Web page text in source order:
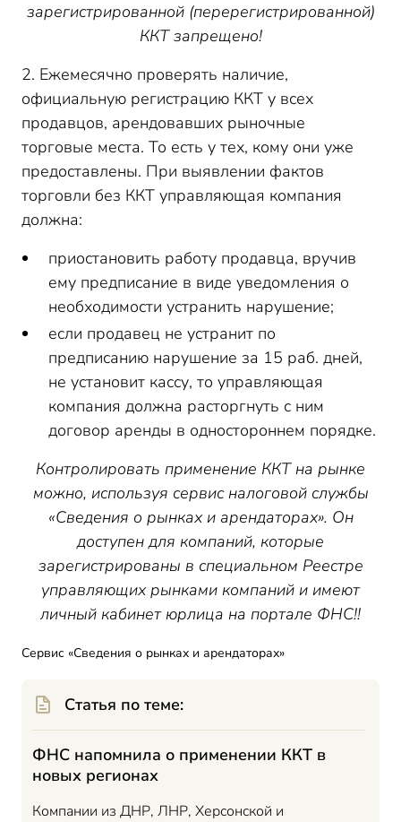
зарегистрированной (перерегистрированной)
ККТ запрещено!
2. Ежемесячно проверять наличие,
официальную регистрацию ККТ у всех
продавцов, арендовавших рыночные
торговые места. То есть у тех, кому они уже
предоставлены. При выявлении фактов
торговли без ККТ управляющая компания
должна:
приостановить работу продавца, вручив
ему предписание в виде уведомления о
необходимости устранить нарушение;
если продавец не устранит по
предписанию нарушение за 15 раб. дней,
не установит кассу, то управляющая
компания должна расторгнуть с ним
договор аренды в одностороннем порядке.
Контролировать применение ККТ на рынке
можно, используя сервис налоговой службы
«Сведения о рынках и арендаторах». Он
доступен для компаний, которые
зарегистрированы в специальном Реестре
управляющих рынками компаний и имеют
личный кабинет юрлица на портале ФНС!!
Сервис «Сведения о рынках и арендаторах»
Статья по теме:
ФНС напомнила о применении ККТ в
новых регионах
Компании из ДНР, ЛНР, Херсонской и